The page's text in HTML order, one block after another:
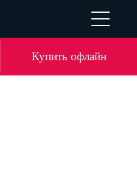
DE LV
Купить офлайн